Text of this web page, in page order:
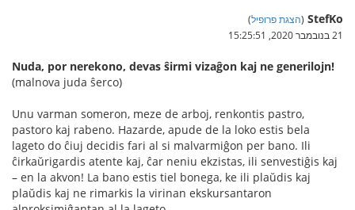
StefKo
(הצגת פרופיל)
21 בנובמבר 2020, 15:25:51
Nuda, por nerekono, devas ŝirmi vizaĝon kaj ne generilojn!
(malnova juda ŝerco)
Unu varman someron, meze de arboj, renkontis pastro,
pastoro kaj rabeno. Hazarde, apude de la loko estis bela
lageto do ĉiuj decidis fari al si malvarmiĝon per bano. Ili
ĉirkaŭrigardis atente kaj, ĉar neniu ekzistas, ili senvestiĝis kaj
– en la akvon! La bano estis tiel bonega, ke ili plaŭdis kaj
plaŭdis kaj ne rimarkis la virinan ekskursantaron